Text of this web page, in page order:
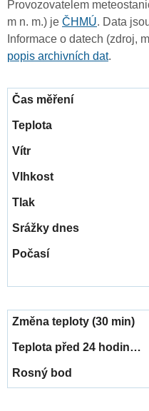
Provozovatelem
m n. m.) je ČHMÚ. Data
Informace o datech (zdroj,
popis archivních dat.